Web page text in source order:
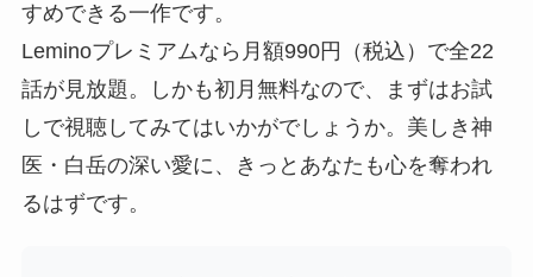
すめできる一作です。
Leminoプレミアムなら月額990円（税込）で全22
話が見放題。しかも初月無料なので、まずはお試
しで視聴してみてはいかがでしょうか。美しき神
医・白岳の深い愛に、きっとあなたも心を奪われ
るはずです。